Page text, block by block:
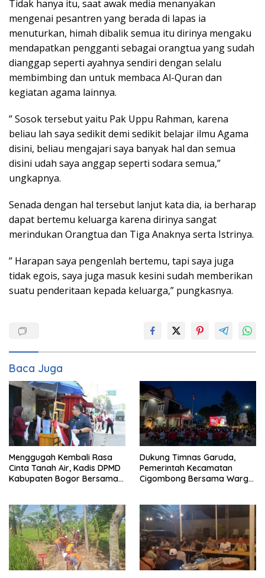
Tidak hanya itu, saat awak media menanyakan
mengenai pesantren yang berada di lapas ia
menuturkan, himah dibalik semua itu dirinya mengaku
mendapatkan pengganti sebagai orangtua yang sudah
dianggap seperti ayahnya sendiri dengan selalu
membimbing dan untuk membaca Al-Quran dan
kegiatan agama lainnya.
” Sosok tersebut yaitu Pak Uppu Rahman, karena
beliau lah saya sedikit demi sedikit belajar ilmu Agama
disini, beliau mengajari saya banyak hal dan semua
disini udah saya anggap seperti sodara semua,”
ungkapnya.
Senada dengan hal tersebut lanjut kata dia, ia berharap
dapat bertemu keluarga karena dirinya sangat
merindukan Orangtua dan Tiga Anaknya serta Istrinya.
” Harapan saya pengenlah bertemu, tapi saya juga
tidak egois, saya juga masuk kesini sudah memberikan
suatu penderitaan kepada keluarga,” pungkasnya.
Baca Juga
Menggugah Kembali Rasa
Cinta Tanah Air, Kadis DPMD
Kabupaten Bogor Bersama
Masyarakat Dan Pengguna
Jalan.
Dukung Timnas Garuda,
Pemerintah Kecamatan
Cigombong Bersama Warga